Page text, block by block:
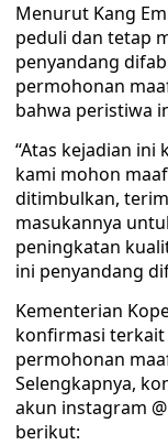
Menurut Kang
peduli dan tetap
penyandang
permohonan
bahwa peristiwa
“Atas kejadian ini
kami mohon
ditimbulkan,
masukannya
peningkatan
ini penyandang
Kementerian
konfirmasi terkait
permohonan
Selengkapnya,
akun instagram
berikut: